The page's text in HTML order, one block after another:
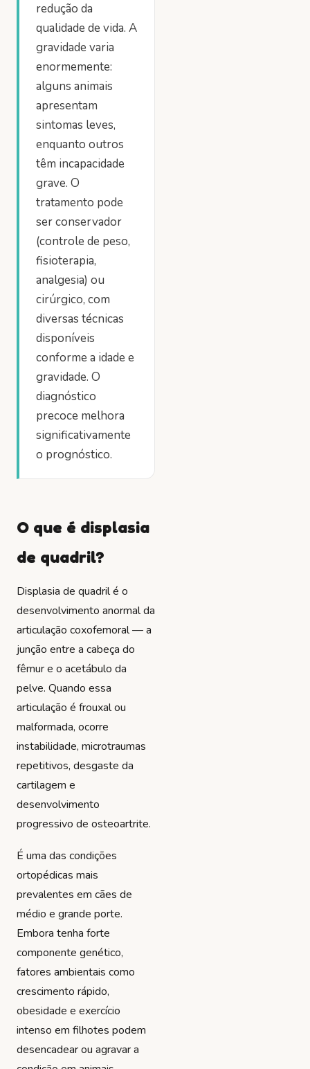
redução da
qualidade de vida. A
gravidade varia
enormemente:
alguns animais
apresentam
sintomas leves,
enquanto outros
têm incapacidade
grave. O
tratamento pode
ser conservador
(controle de peso,
fisioterapia,
analgesia) ou
cirúrgico, com
diversas técnicas
disponíveis
conforme a idade e
gravidade. O
diagnóstico
precoce melhora
significativamente
o prognóstico.
O que é displasia
de quadril?
Displasia de quadril é o
desenvolvimento anormal da
articulação coxofemoral — a
junção entre a cabeça do
fêmur e o acetábulo da
pelve. Quando essa
articulação é frouxal ou
malformada, ocorre
instabilidade, microtraumas
repetitivos, desgaste da
cartilagem e
desenvolvimento
progressivo de osteoartrite.
É uma das condições
ortopédicas mais
prevalentes em cães de
médio e grande porte.
Embora tenha forte
componente genético,
fatores ambientais como
crescimento rápido,
obesidade e exercício
intenso em filhotes podem
desencadear ou agravar a